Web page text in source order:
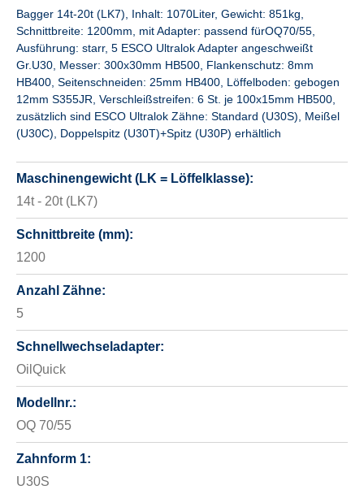
Bagger 14t-20t (LK7), Inhalt: 1070Liter, Gewicht: 851kg,
Schnittbreite: 1200mm, mit Adapter: passend fürOQ70/55,
Ausführung: starr, 5 ESCO Ultralok Adapter angeschweißt
Gr.U30, Messer: 300x30mm HB500, Flankenschutz: 8mm
HB400, Seitenschneiden: 25mm HB400, Löffelboden: gebogen
12mm S355JR, Verschleißstreifen: 6 St. je 100x15mm HB500,
zusätzlich sind ESCO Ultralok Zähne: Standard (U30S), Meißel
(U30C), Doppelspitz (U30T)+Spitz (U30P) erhältlich
Maschinengewicht (LK = Löffelklasse):
14t - 20t (LK7)
Schnittbreite (mm):
1200
Anzahl Zähne:
5
Schnellwechseladapter:
OilQuick
Modellnr.:
OQ 70/55
Zahnform 1:
U30S